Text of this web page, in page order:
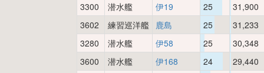
3300
潜水艦 伊19 25
31,900
3602
練習巡洋艦 鹿島 25
31,233
3280
潜水艦 伊58 25
30,348
3600
潜水艦 伊168 24
29,440